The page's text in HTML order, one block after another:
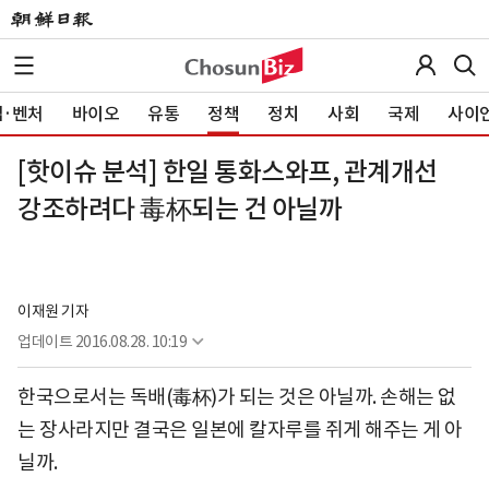
벤처 바이오 유통 정책 정치 사회 국제 사이
[핫이슈 분석] 한일 통화스와프, 관계개선
강조하려다 毒杯되는 건 아닐까
이재원 기자
업데이트 2016.08.28. 10:19
한국으로서는 독배(毒杯)가 되는 것은 아닐까. 손해는 없
는 장사라지만 결국은 일본에 칼자루를 쥐게 해주는 게 아
닐까.